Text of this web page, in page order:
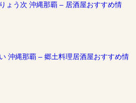
ょう次 沖縄那覇 – 居酒屋おすすめ情
沖縄那覇 – 郷土料理居酒屋おすすめ情